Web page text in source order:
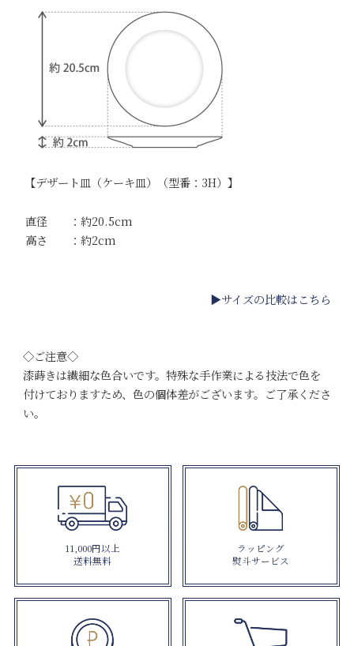
【デザート皿（ケーキ皿）（型番：3H）】
直径 ：約20.5cm
高さ ：約2cm
▶サイズの比較はこちら
◇ご注意◇
漆蒔きは繊細な色合いです。特殊な手作業による技法で色を
付けておりますため、色の個体差がございます。ご了承くださ
い。
11,000円以上
送料無料
ラッピング
熨斗サービス